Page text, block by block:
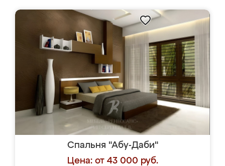
Спальня "Абу-Даби"
Цена: от 43 000 руб.